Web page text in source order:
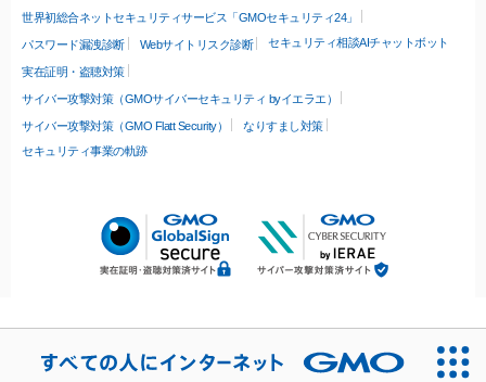
世界初総合ネットセキュリティサービス「GMOセキュリティ24」
パスワード漏洩診断 Webサイトリスク診断 セキュリティ相談AIチャットボット
実在証明・盗聴対策
サイバー攻撃対策（GMOサイバーセキュリティ byイエラエ）
サイバー攻撃対策（GMO Flatt Security）
なりすまし対策
セキュリティ事業の軌跡